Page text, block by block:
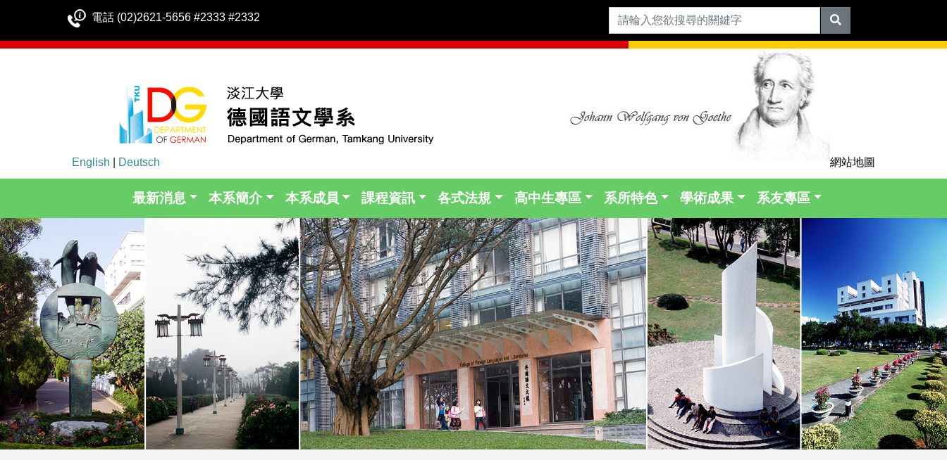
電話 (02)2621-5656 #2333 #2332
English Deutsch 網站地圖
最新消息 本系簡介 本系成員 課程資訊 各式法規 高中生專區 系所特色 學術成果 系友專區